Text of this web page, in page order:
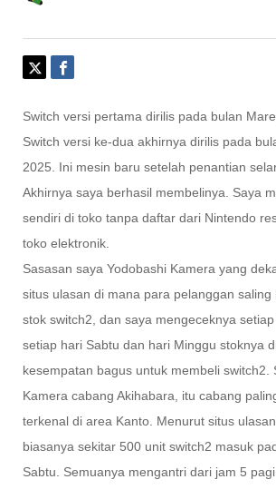
Switch versi pertama dirilis pada bulan
Switch versi ke-dua akhirnya dirilis pada
2025. Ini mesin baru setelah penantian
Akhirnya saya berhasil membelinya. Saya
sendiri di toko tanpa daftar dari Nintendo
toko elektronik.
Sasasan saya Yodobashi Kamera yang
situs ulasan di mana para pelanggan
stok switch2, dan saya mengeceknya
setiap hari Sabtu dan hari Minggu stoknya
kesempatan bagus untuk membeli switch2.
Kamera cabang Akihabara, itu cabang
terkenal di area Kanto. Menurut situs
biasanya sekitar 500 unit switch2 masuk
Sabtu. Semuanya mengantri dari jam 5